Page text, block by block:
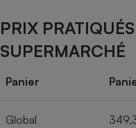
PRIX
SUPERMARCHÉ
Panier
Global